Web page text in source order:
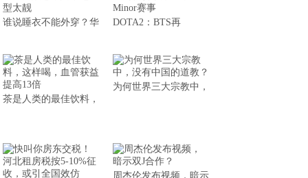
谁说睡衣不能外穿？华 DOTA2：BTS再
茶是人类的最佳饮料，
为何世界三大宗教中，
周杰伦发布视频，暗示